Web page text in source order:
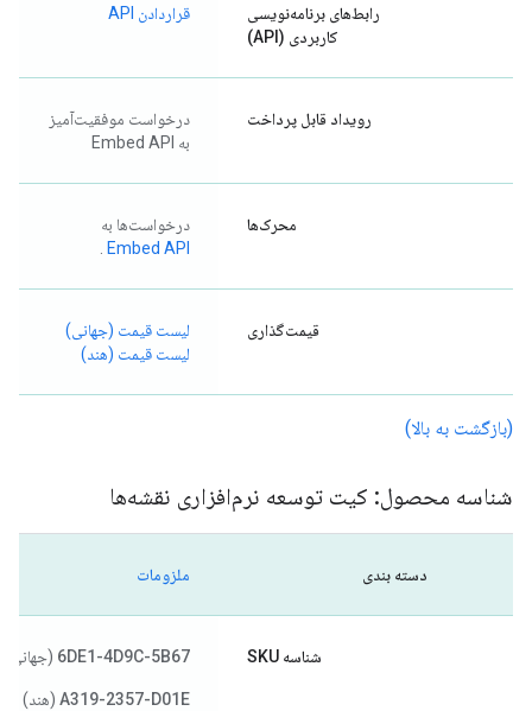
رابط‌های برنامه‌نویسی
کاربردی (API)
قراردادن API
رویداد قابل پرداخت
درخواست موفقیت‌آمیز
به Embed API
محرک‌ها
درخواست‌ها به
Embed API
قیمت‌گذاری
لیست قیمت (جهانی)
لیست قیمت (هند)
(بازگشت به بالا)
شناسه محصول: کیت توسعه نرم‌افزاری نقشه‌ها
دسته بندی ملزومات
شناسه SKU 6DE1-4D9C-5B67 (جهانی)
A319-2357-D01E (هند)